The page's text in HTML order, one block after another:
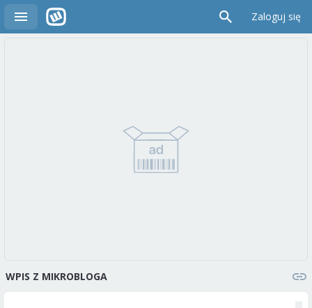
Zaloguj się
WPIS Z MIKROBLOGA